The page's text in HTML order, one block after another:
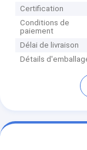
Certification
Conditions de
paiement
Délai de livraison
Détails